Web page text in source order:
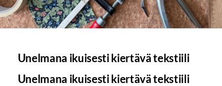
Unelmana ikuisesti kiertävä tekstiili
Unelmana ikuisesti kiertävä tekstiili